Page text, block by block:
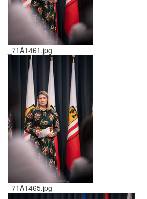
_71A1461.jpg
_71A1465.jpg